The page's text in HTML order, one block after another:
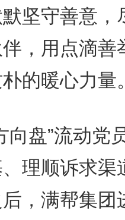
坚守善意，
，用点滴善
的暖心力量
盘”流动党
理顺诉求渠
，满帮集团